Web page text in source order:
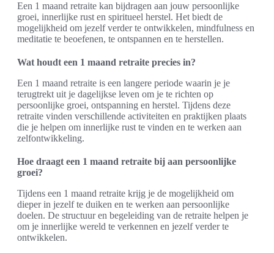
Een 1 maand retraite kan bijdragen aan jouw persoonlijke
groei, innerlijke rust en spiritueel herstel. Het biedt de
mogelijkheid om jezelf verder te ontwikkelen, mindfulness en
meditatie te beoefenen, te ontspannen en te herstellen.
Wat houdt een 1 maand retraite precies in?
Een 1 maand retraite is een langere periode waarin je je
terugtrekt uit je dagelijkse leven om je te richten op
persoonlijke groei, ontspanning en herstel. Tijdens deze
retraite vinden verschillende activiteiten en praktijken plaats
die je helpen om innerlijke rust te vinden en te werken aan
zelfontwikkeling.
Hoe draagt een 1 maand retraite bij aan persoonlijke
groei?
Tijdens een 1 maand retraite krijg je de mogelijkheid om
dieper in jezelf te duiken en te werken aan persoonlijke
doelen. De structuur en begeleiding van de retraite helpen je
om je innerlijke wereld te verkennen en jezelf verder te
ontwikkelen.